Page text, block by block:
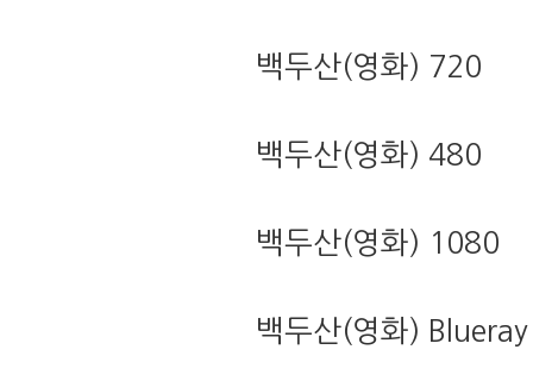
백두산(영화) 720
백두산(영화) 480
백두산(영화) 1080
백두산(영화) Blueray